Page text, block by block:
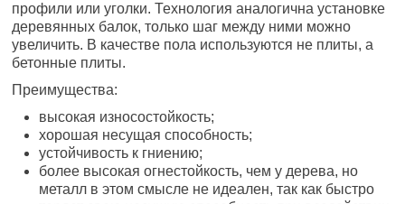
профили или уголки. Технология аналогична установке
деревянных балок, только шаг между ними можно
увеличить. В качестве пола используются не плиты, а
бетонные плиты.
Преимущества:
высокая износостойкость;
хорошая несущая способность;
устойчивость к гниению;
более высокая огнестойкость, чем у дерева, но
металл в этом смысле не идеален, так как быстро